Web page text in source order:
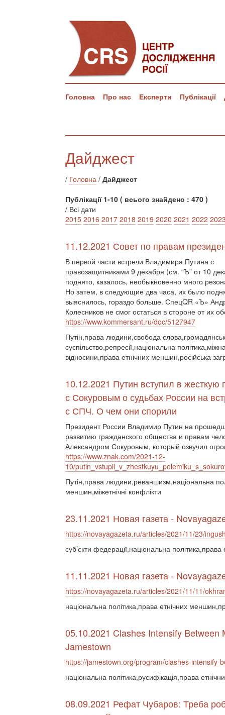
Головна Про нас Експерти Публікації
Дайджест
/ Головна / Дайджест
Публікації 1-10 ( всього знайдено : 470 )
/ Всі дати
2015 2016 2017 2018 2019 2020 2021 2022
11.12.2021 Совет по правам
В первой части встречи Владимира Путина с
правозащитниками 9 декабря (см. “Ъ” от 10
поднято, казалось, необыкновенно много
Но затем, в следующие два часа, их было
выяснилось, гораздо больше. СпецQR «Ъ»
Колесников не смог остаться в стороне от их
https://www.kommersant.ru/doc/5127947
Путін,права людини,свобода
суспільство,репресії,національна
відносини,права етнічних меншин,російська
10.12.2021 Путин вступил в жесткую
с Сокуровым о судьбах России на
с СПЧ. О чем они спорили
Президент России Владимир Путин на
развитию гражданского общества и правам
Александром Сокуровым, который озвучил
https://www.znak.com/2021-12-
10/
Путін,права людини,реваншизм,національна
меншин,міжетнічні конфлікти
23.11.2021 Новая газета -
https://novayagazeta.ru/articles/2021/11/23/
суб’єкти федерації,національна
11.11.2021 Новая газета -
https://novayagazeta.ru/articles/2021/11/11/
національна політика,права етнічних
05.10.2021 Clashes Intensify
Jamestown
https://jamestown.org/program/clashes-
національна політика,русифікація,права
08.09.2021 Рефат Чубаров: Треба